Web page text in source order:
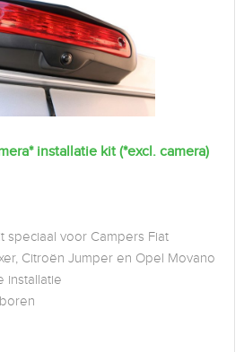
installatie kit (*excl. camera)
speciaal voor Campers Fiat
Citroën Jumper en Opel Movano
installatie